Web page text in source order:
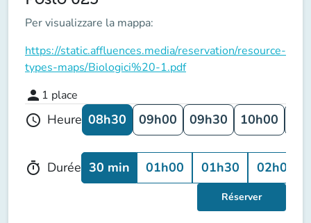
Per visualizzare la mappa:
https://static.affluences.media/reservation/resource-
types-maps/Biologici%20-1.pdf
person 1 place
schedule Heure 08h30 09h00 09h30 10h00
timer Durée 30 min 01h00 01h30 02h00
Réserver